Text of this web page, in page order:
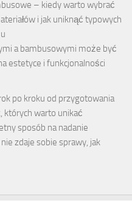
– kiedy warto wybrać
i jak uniknąć typowych
a bambusowymi może być
estetyce i funkcjonalności
po kroku od przygotowania
których warto unikać
sposób na nadanie
zdaje sobie sprawy, jak